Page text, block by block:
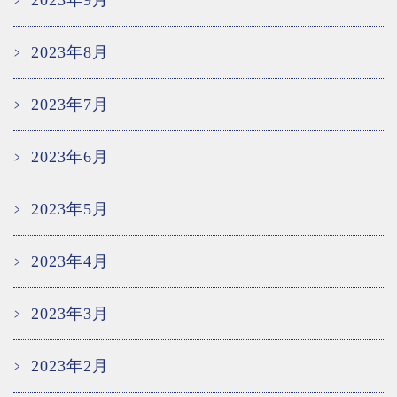
2023年8月
2023年7月
2023年6月
2023年5月
2023年4月
2023年3月
2023年2月